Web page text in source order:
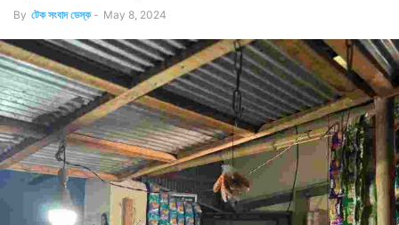
By টেক সংবাদ ডেস্ক - May 8, 2024